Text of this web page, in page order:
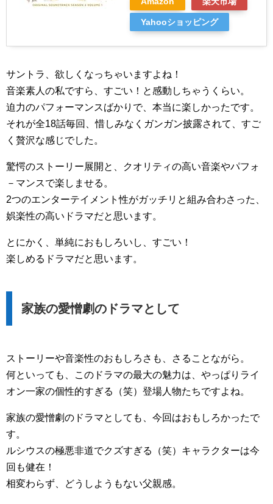
Yahooショッピング
サントラ、欲しくなっちゃいますよね！
音楽素人の私ですら、すごい！と感動しちゃうくらい。
迫力のパフォーマンスばかりで、本当に楽しかったです。
それが全18話毎回、惜しみなくガンガン披露されて、すご
く贅沢な感じでした。
驚愕のストーリー展開と、クオリティの高い音楽やパフォ
－マンスで楽しませる。
2つのエンターテイメント性がガッチリと組み合わさった、
娯楽性の高いドラマだと思います。
とにかく、単純におもしろいし、すごい！
楽しめるドラマだと思います。
家族の愛憎劇のドラマとして
ストーリーや音楽性のおもしろさも、さることながら。
何といっても、このドラマの最大の魅力は、やっぱりライ
オン一家の個性的すぎる（笑）登場人物たちですよね。
家族の愛憎劇のドラマとしても、今回はおもしろかったで
す。
ルシウスの極悪非道でクズすぎる（笑）キャラクターは今
回も健在！
相変わらず、どうしようもない父親感。